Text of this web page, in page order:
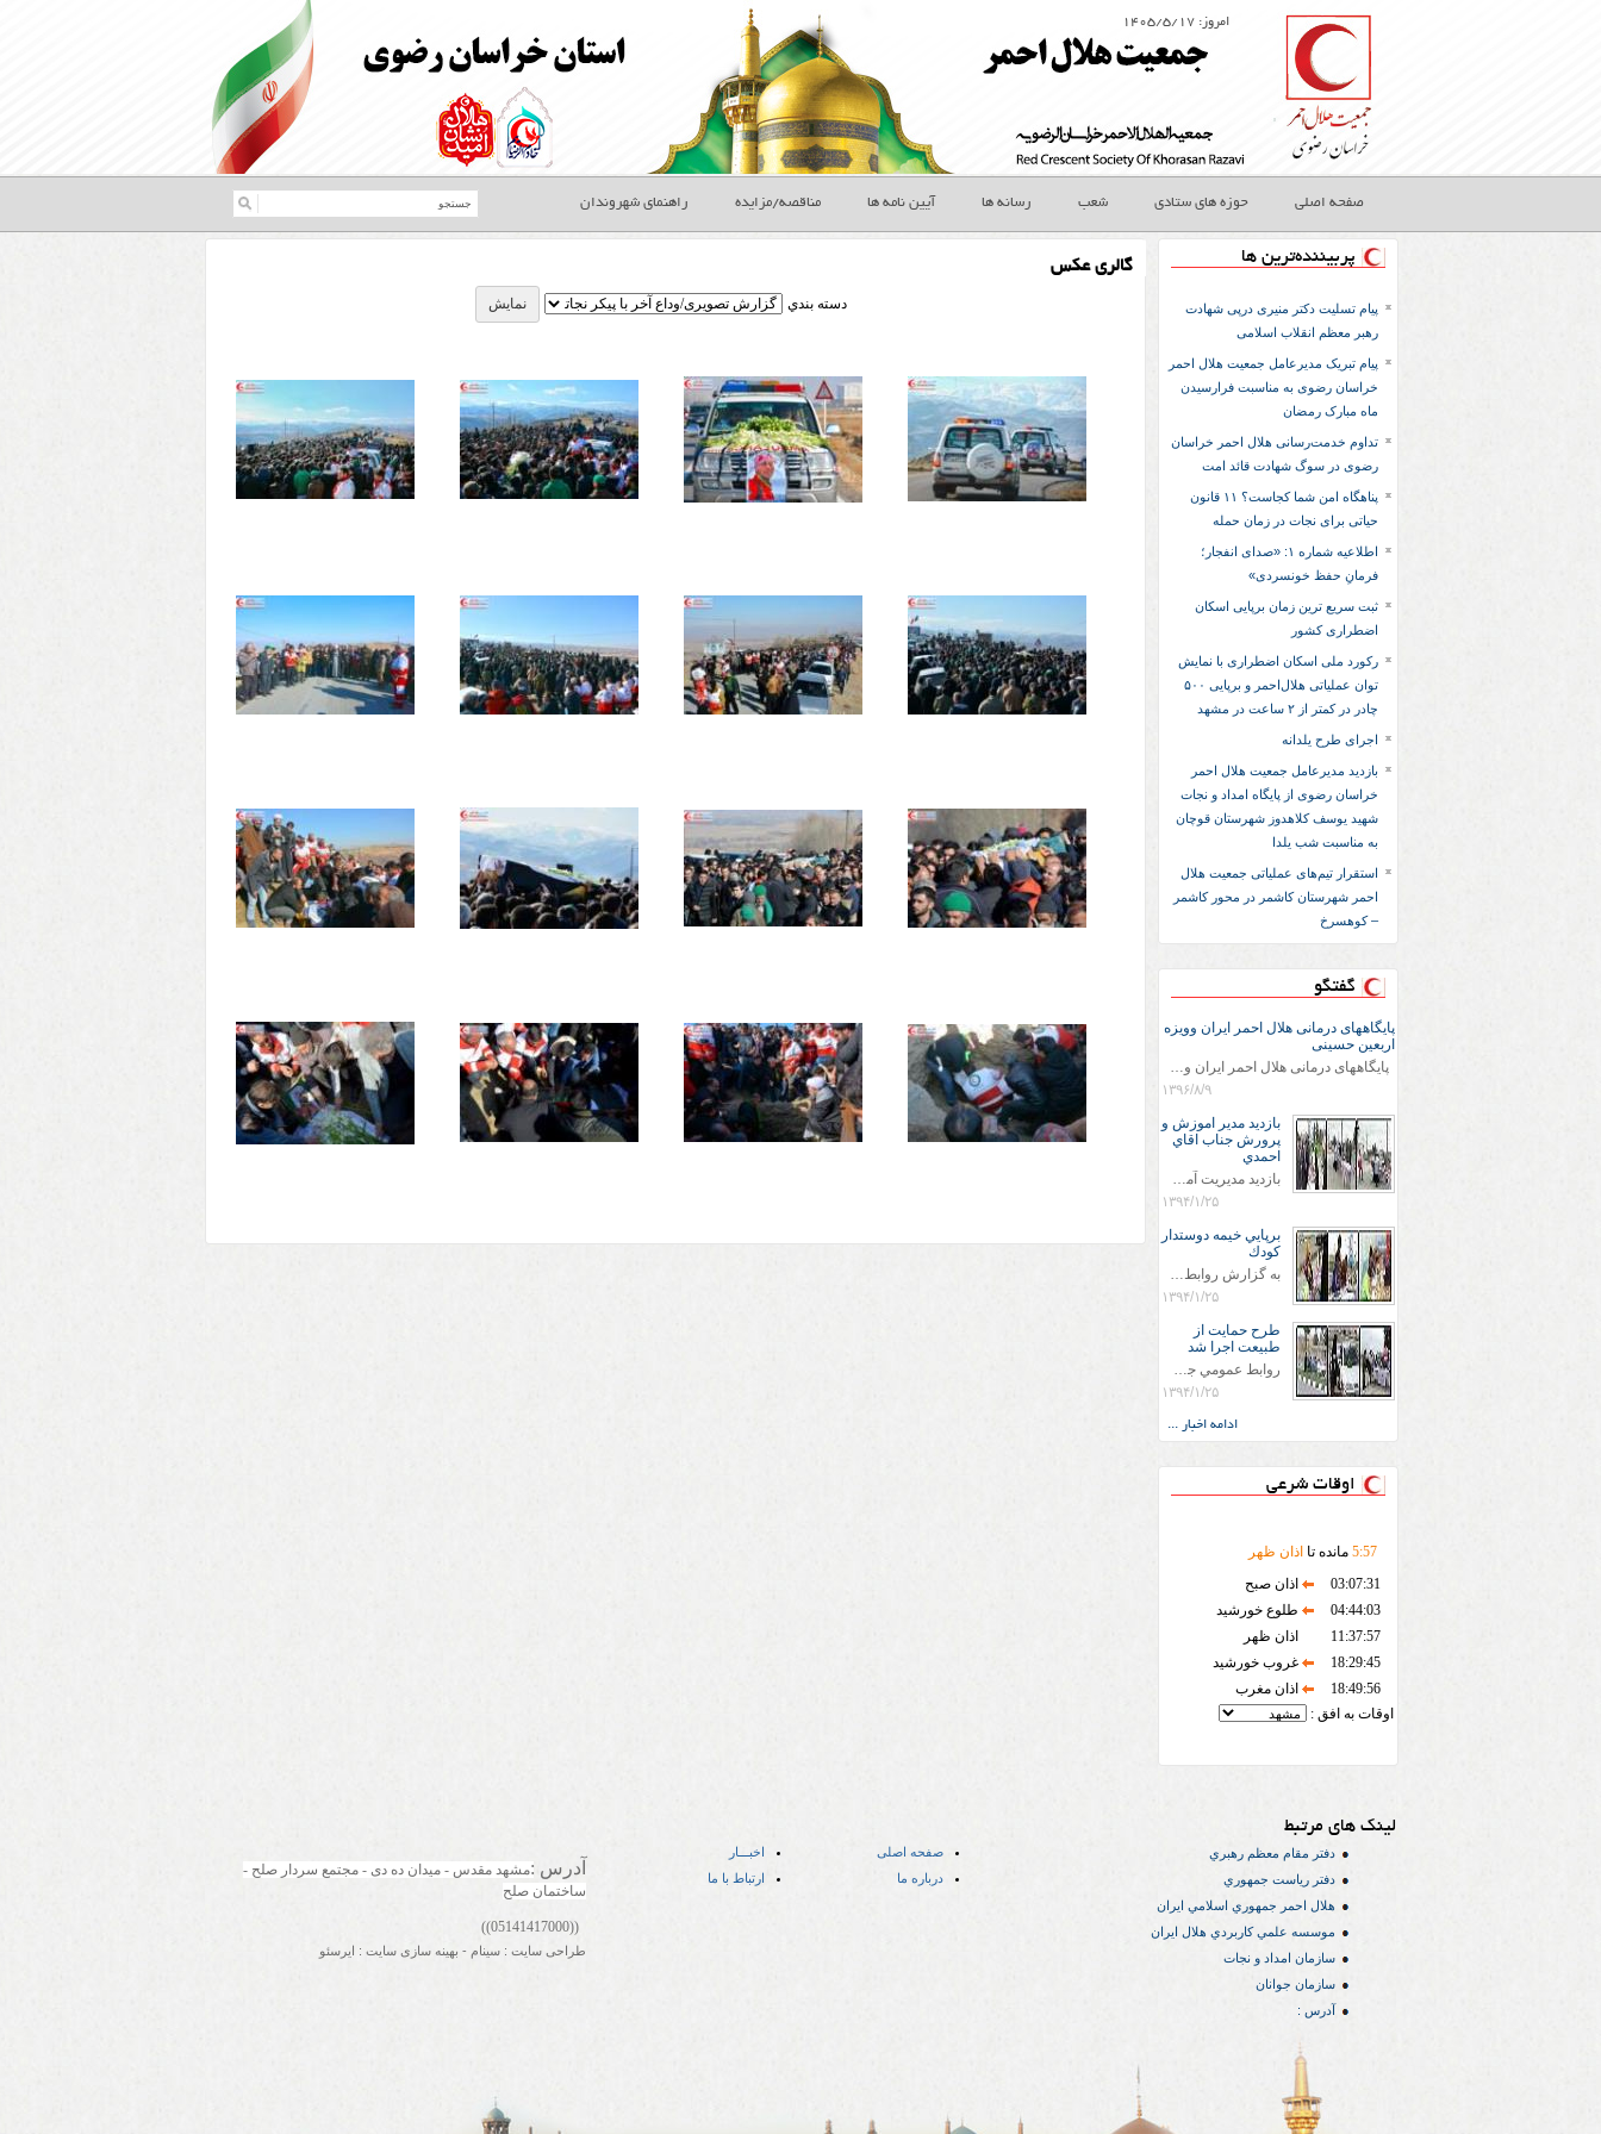
امروز: ۱۴۰۵/۵/۱۷
صفحه اصلی حوزه های ستادی شعب رسانه ها آیین نامه ها مناقصه/مزایده راهنمای شهروندان
پربیننده‌ترین ها
پیام تسلیت دکتر منیری درپی شهادت
رهبر معظم انقلاب اسلامی
پیام تبریک مدیرعامل جمعیت هلال احمر
خراسان رضوی به مناسبت فرارسیدن
ماه مبارک رمضان
تداوم خدمت‌رسانی هلال احمر خراسان
رضوی در سوگ شهادت قائد امت
پناهگاه امن شما کجاست؟ ۱۱ قانون
حیاتی برای نجات در زمان حمله
اطلاعیه شماره ۱: «صدای انفجار؛
فرمانِ حفظ خونسردی»
ثبت سریع‌ ترین زمان برپایی اسکان
اضطراری کشور
رکورد ملی اسکان اضطراری با نمایش
توان عملیاتی هلال‌احمر و برپایی ۵۰۰
چادر در کمتر از ۲ ساعت در مشهد
اجرای طرح یلدانه
بازدید مدیرعامل جمعیت هلال احمر
خراسان رضوی از پایگاه امداد و نجات
شهید یوسف کلاهدوز شهرستان قوچان
به مناسبت شب یلدا
استقرار تیم‌های عملیاتی جمعیت هلال
احمر شهرستان کاشمر در محور کاشمر
– کوهسرخ
گفتگو
پایگاههای درمانی هلال احمر ایران وویزه
اربعین حسینی
پایگاههای درمانی هلال احمر ایران وویزه اربعین حسینی
۱۳۹۶/۸/۹
بازديد مدير اموزش و
پرورش جناب اقاي
احمدي
بازديد مديريت آموزش و پروش جناب اقاي احمدي به همراه اعضاي ستاد اسكان آموزش و پروش شهرستان سرخس در ساعت 11:30 در مورخه 11/1/1394 صورت گرفت و مسئولین با حضور در پست مسافرين نوروزی كه جمعیت هلال احمر شهرستان از نزدیک در جریان روند اجرای طرح های قرار گرفتند .
۱۳۹۴/۱/۲۵
برپايي خيمه دوستدار
كودك
به گزارش روابط عمومي جمعيت هلال احمر شهرستان سرخس علاوه بر اجرای خدمات امدادی، راهنمایی های گردشگری و موقعیت های جغرافیایی و برپایی چادرهای سلامت به منظور سنجش رایگان فشار و قندخون مسافران، ، خيمه هايي.با عنوان دوستدار کودک تجهیزشده که دراین فضا کودکان مراجعه کننده از طریق نقاشی و سایر هنرهای تجسمی با مفاهیم جمعیت هلال احمر و اصول هفتگانه آن آشنا می شوند. به دليل حضور چشم گير كودكان و خانواده ها سعی شده در قالب های متناسب با سنین کودکان مراجعه کنند
۱۳۹۴/۱/۲۵
طرح حمايت از
طبيعت اجرا شد
روابط عمومي جمعيت هلال احمر سرخس جمعيت هلال احمر سرخس در روز طبيعت جوانان جمعيت هلال احمر سرخس در راستاي حفاظت و حمايت از محيط زيست با انگيزه داشتن طبيعت زيبا و بدون زباله و جهت فرهنگ سازي طرح حمايت از طبيعت را اجرا نمودند. اين طرح با رويكرد حمايتي و اموزشي در خصوص اشتي باطبيعت اجرا شد و در اين طرح 700 عدد كيسه زباله وبروشور در خروجي هاي شهر بين همشهريان و مسافرين نوروزي توزيع گرديد و در راه بازگشت كيسه هاي زباله توسط همشهريان به مامورين محترم شهرداري مستقر در ورودي شهر
۱۳۹۴/۱/۲۵
ادامه اخبار ...
اوقات شرعی
5:57 مانده تا اذان ظهر
03:07:31
اذان صبح
04:44:03
طلوع خورشید
11:37:57
اذان ظهر
18:29:45
غروب خورشید
18:49:56
اذان مغرب
اوقات به افق :
گالری عکس
دسته بندي
لینک های مرتبط
دفتر مقام معظم رهبري
دفتر رياست جمهوري
هلال احمر جمهوري اسلامي ايران
موسسه علمي كاربردي هلال ایران
سازمان امداد و نجات
سازمان جوانان
آدرس :
صفحه اصلی
اخبـــار
درباره ما
ارتباط با ما آدرس :
ساختمان صلح
((05141417000))
طراحی سایت : سینام - بهینه سازی سایت : ایرسئو